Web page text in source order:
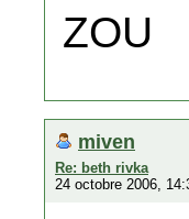
ZOU
miven
Re: beth rivka
24 octobre 2006,